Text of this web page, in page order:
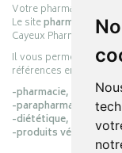
Votre pharmacie en
Le sitepharmacie-
Cayeux Pharmabest
Il vous permet de
références en :
-pharmacie,
-parapharmacie,
-diététique,
-produits vétérinaires.